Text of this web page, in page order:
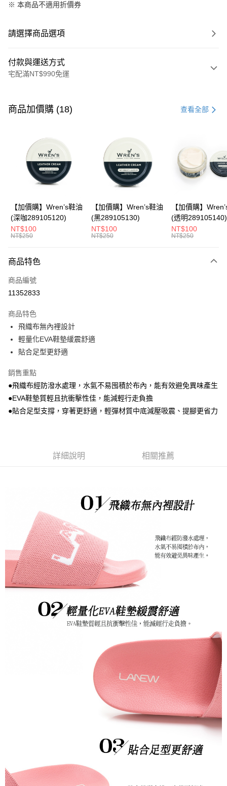
※ 本商品不適用折價券
請選擇商品選項
付款與運送方式
宅配滿NT$990免運
信用卡一次付款
Apple Pay
悠遊付
Google Pay
全盈+PAY
ATM付款
宅配
每筆NT$80，滿NT$990(含以上)免運費
付款後門市自取
每筆NT$80，滿NT$699(含以上)免運費
商品加價購 (18) 查看全部
【加價購】Wren’s鞋油
(深咖289105120)
NT$100
NT$250
【加價購】Wren’s鞋油
(黑289105130)
NT$100
NT$250
【加價購】
(透明289105140)
NT$100
NT$250
商品特色
商品編號
11352833
商品特色
飛織布無內裡設計
輕量化EVA鞋墊緩震舒適
貼合足型更舒適
銷售重點
●飛織布經防潑水處理，水氣不易囤積於布內，能有效避免異味產生
●EVA鞋墊質輕且抗衝擊性佳，能減輕行走負擔
●貼合足型支撐，穿著更舒適，輕彈材質中底減壓吸震、提腳更省力
詳細說明 相關推薦